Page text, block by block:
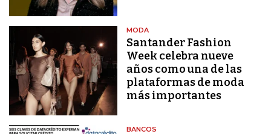
MODA
Santander Fashion
Week celebra nueve
años como una de las
plataformas de moda
más importantes
BANCOS